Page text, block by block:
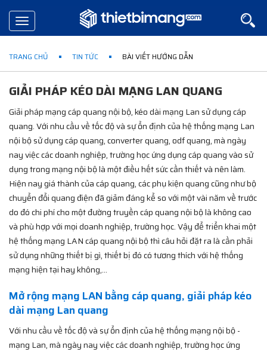
Toggle
navigation
TRANG CHỦ TIN TỨC BÀI VIẾT HƯỚNG DẪN
GIẢI PHÁP KÉO DÀI MẠNG LAN QUANG
Giải pháp mạng cáp quang nội bộ, kéo dài mạng Lan sử dụng cáp
quang. Với nhu cầu về tốc độ và sự ổn định của hệ thống mạng Lan
nội bộ sử dụng cáp quang, converter quang, odf quang, mà ngày
nay việc các doanh nghiệp, trường học ứng dụng cáp quang vào sử
dụng trong mạng nội bộ là một điều hết sức cần thiết và nên làm.
Hiện nay giá thành của cáp quang, các phụ kiện quang cũng như bộ
chuyển đổi quang điện đã giảm đáng kể so với một vài năm về trước
do đó chi phí cho một đường truyền cáp quang nội bộ là không cao
và phù hợp với mọi doanh nghiệp, trường học. Vậy để triển khai một
hệ thống mạng LAN cáp quang nội bộ thì câu hỏi đặt ra là cần phải
sử dụng những thiết bị gì, thiết bị đó có tương thích với hệ thống
mạng hiện tại hay không,...
Mở rộng mạng LAN bằng cáp quang, giải pháp kéo
dài mạng Lan quang
Với nhu cầu về tốc độ và sự ổn định của hệ thống mạng nội bộ -
mạng Lan, mà ngày nay việc các doanh nghiệp, trường học ứng